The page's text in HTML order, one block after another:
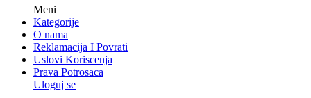
Meni
Kategorije
O nama
Reklamacija I Povrati
Uslovi Koriscenja
Prava Potrosaca
Uloguj se